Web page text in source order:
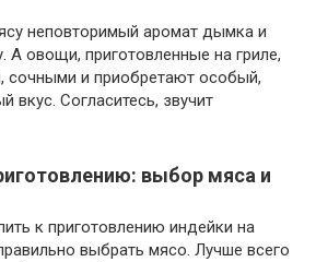
неповторимый аромат дымка и
А овощи, приготовленные на гриле,
сочными и приобретают особый,
вкус. Согласитесь, звучит
выбор мяса и
к приготовлению индейки на
выбрать мясо. Лучше всего